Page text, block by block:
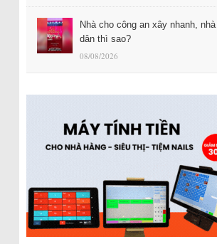
Nhà cho công an xây nhanh,
dân thì sao?
08/08/2026